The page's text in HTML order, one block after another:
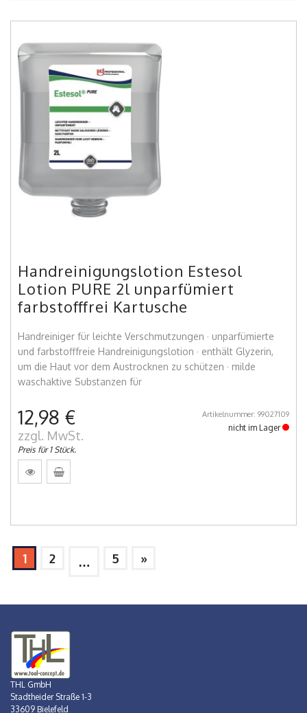
Handreinigungslotion Estesol
Lotion PURE 2l unparfümiert
farbstofffrei Kartusche
Handreiniger für leichte Verschmutzungen · unparfümierte
und farbstofffreie Handreinigungslotion · enthält Glyzerin,
um die Haut vor dem Austrocknen zu schützen · milde
waschaktive Substanzen für
12,98 €
zzgl. MwSt.
Preis für 1 Stück.
Artikelnummer: 99027109
nicht im Lager
1 2 … 5 »
THL GmbH
Stadtheider Straße 1-3
33609 Bielefeld